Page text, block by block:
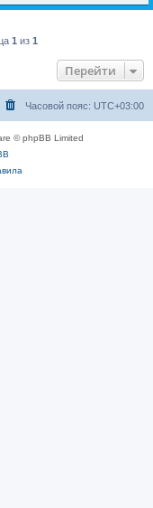
1 из 1
Перейти
Часовой пояс: UTC+03:00
© phpBB Limited